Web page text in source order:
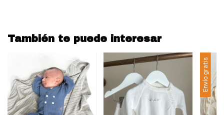
También te puede interesar
Envío gratis